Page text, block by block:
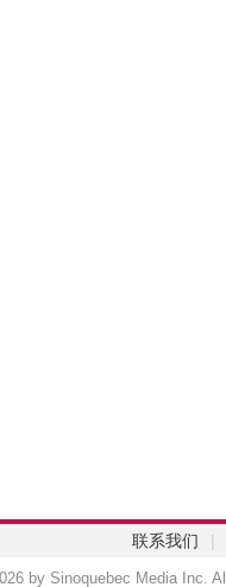
联系我们 |
by Sinoquebec Media Inc.